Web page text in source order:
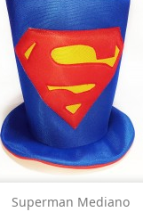
Superman Mediano